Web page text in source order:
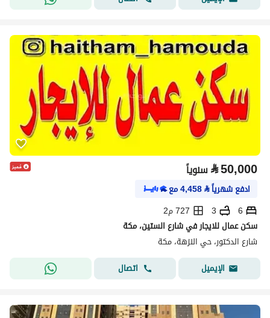
⃁50,000 سنوياً
ادفع شهرياً⃁
4,458مع
6
3
727 م2
سكن عمال للايجار في شارع الستين، مكة
شارع الدكتور، حي النزهة، مكة
الإيميل
اتصال